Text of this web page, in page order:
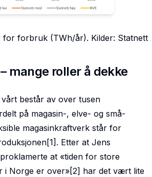
for forbruk (TWh/år). Kilder: Statnett
mange roller å dekke
består av over tusen
på magasin-, elve- og små­
magasinkraftverk står for
Etter at Jens
at «tiden for store
i Norge er over»[2] har det vært lite